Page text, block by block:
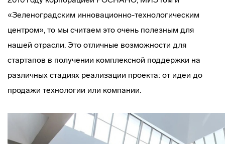
«Зеленоградским инновационно-технологическим
центром», то мы считаем это очень полезным для
нашей отрасли. Это отличные возможности для
стартапов в получении комплексной поддержки на
различных стадиях реализации проекта: от идеи до
продажи технологии или компании.